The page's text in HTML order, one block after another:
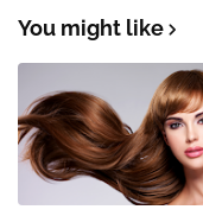
You might like